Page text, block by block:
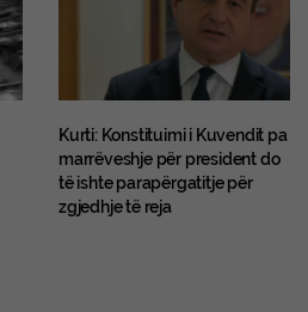
Kurti: Konstituimi i Kuvendit pa
marrëveshje për president do
të ishte parapërgatitje për
zgjedhje të reja